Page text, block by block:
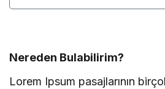
Nereden Bulabilirim?
Lorem Ipsum pasajlarının